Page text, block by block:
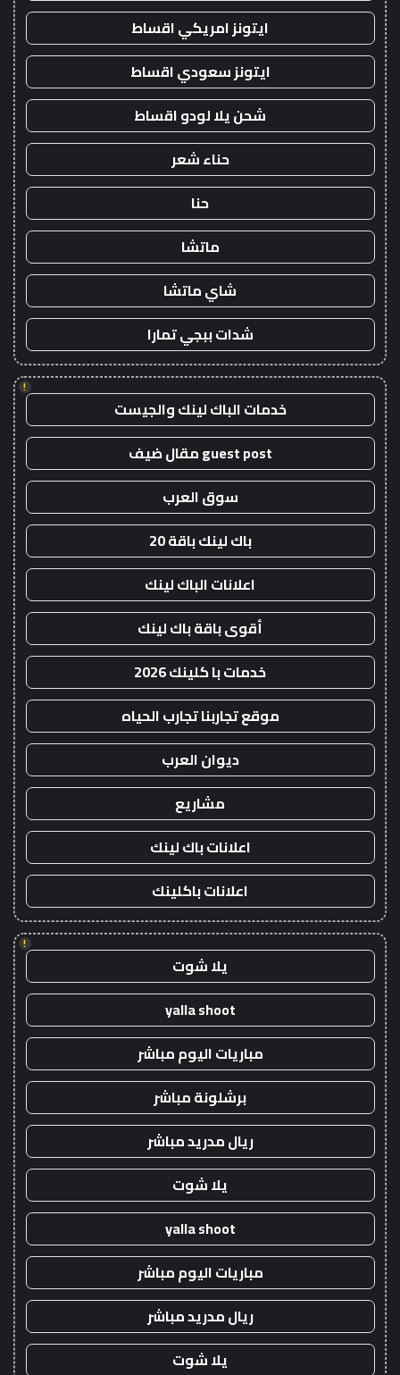
ايتونز امريكي اقساط
ايتونز سعودي اقساط
شحن يلا لودو اقساط
حناء شعر
حنا
ماتشا
شاي ماتشا
شدات ببجي تمارا
!
خدمات الباك لينك والجيست
guest post مقال ضيف
سوق العرب
باك لينك باقة 20
اعلانات الباك لينك
أقوى باقة باك لينك
خدمات با كلينك 2026
موقع تجاربنا تجارب الحياه
ديوان العرب
مشاريع
اعلانات باك لينك
اعلانات باكلينك
!
يلا شوت
yalla shoot
مباريات اليوم مباشر
برشلونة مباشر
ريال مدريد مباشر
يلا شوت
yalla shoot
مباريات اليوم مباشر
ريال مدريد مباشر
يلا شوت